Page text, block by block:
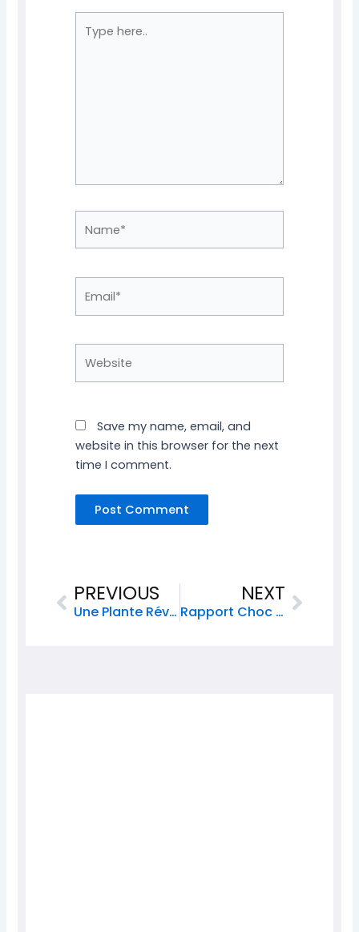
here..
Save my name, email, and
website in this browser for the next
time I comment.
Prev
PREVIOUS
Une Plante Révélée Capable De Produire De L’or Pur
NEXT
Rapport Choc : Les Frappes Américaines N’ont Rien Changé En Iran
Next